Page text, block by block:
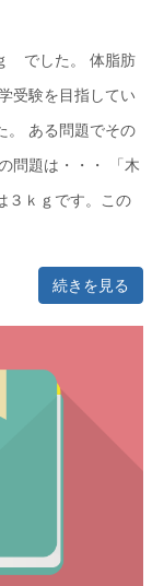
でした。 体脂肪
受験を目指してい
。 ある問題でその
問題は・・・ 「木
３ｋｇです。この
続きを見る